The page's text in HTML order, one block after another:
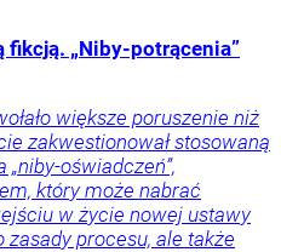
fikcją. „Niby-potrącenia”
większe poruszenie niż
zakwestionował stosowaną
„niby-oświadczeń”,
który może nabrać
w życie nowej ustawy
procesu, ale także